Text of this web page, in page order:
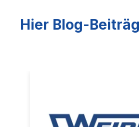
Hier Blog-